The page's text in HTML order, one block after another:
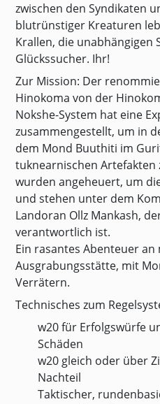
zwischen den Syndikaten
blutrünstiger Kreaturen
Krallen, die unabhängigen
Glückssucher. Ihr!
Zur Mission: Der
Hinokoma von der
Nokshe-System hat eine
zusammengestellt, um in
dem Mond Buuthiti im
tuknearnischen Artefakten
wurden angeheuert, um
und stehen unter dem
Landoran Ollz Mankash,
verantwortlich ist.
Ein rasantes Abenteuer
Ausgrabungsstätte, mit
Verrätern.
Technisches zum
w20 für Erfolgswürfe
Schäden
w20 gleich oder über
Nachteil
Taktischer,